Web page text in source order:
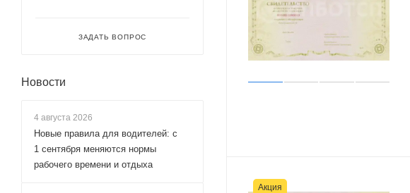
Акция
ЗАДАТЬ ВОПРОС
Новости
4 августа 2026
Новые правила для водителей: с
1 сентября меняются нормы
рабочего времени и отдыха